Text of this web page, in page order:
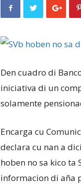
Den cuadro di
iniciativa di un
solamente
Encarga cu
declara cu nan a
hoben no sa kico ta
informacion di aña